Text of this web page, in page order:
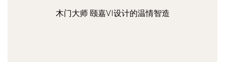
木门大师 颐嘉VI设计的温情智造